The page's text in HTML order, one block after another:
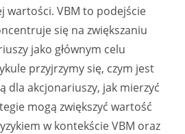
wartości. VBM to podejście
się na zwiększaniu
jako głównym celu
przyjrzymy się, czym jest
dla akcjonariuszy, jak mierzyć
mogą zwiększyć wartość
w kontekście VBM oraz